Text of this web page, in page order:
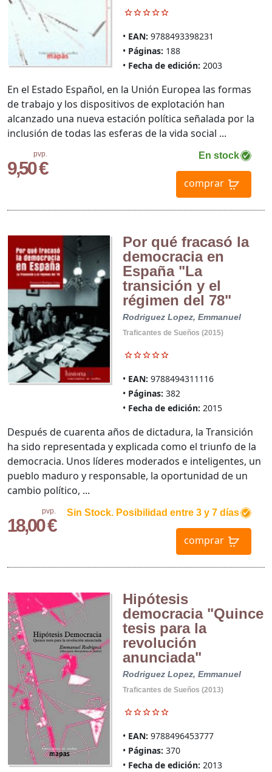
EAN: 9788493398231
Páginas: 188
Fecha de edición: 2003
pvp.
9,50 €
En stock
comprar
En el Estado Español, en la Unión Europea las formas
de trabajo y los dispositivos de explotación han
alcanzado una nueva estación política señalada por la
inclusión de todas las esferas de la vida social ...
Por qué fracasó la
democracia en
España "La
transición y el
régimen del 78"
Rodriguez Lopez, Emmanuel
Traficantes de Sueños (2015)
EAN: 9788494311116
Páginas: 382
Fecha de edición: 2015
pvp.
18,00 €
Sin Stock. Posibilidad entre 3 y 7 días
comprar
Después de cuarenta años de dictadura, la Transición
ha sido representada y explicada como el triunfo de la
democracia. Unos líderes moderados e inteligentes, un
pueblo maduro y responsable, la oportunidad de un
cambio político, ...
Hipótesis
democracia "Quince
tesis para la
revolución
anunciada"
Rodriguez Lopez, Emmanuel
Traficantes de Sueños (2013)
EAN: 9788496453777
Páginas: 370
Fecha de edición: 2013